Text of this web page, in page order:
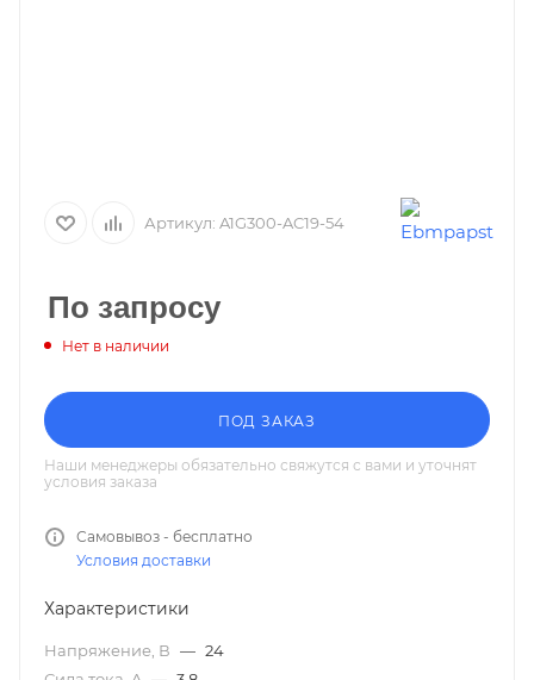
Артикул: A1G300-AC19-54
По запросу
Нет в наличии
ПОД ЗАКАЗ
Наши менеджеры обязательно свяжутся с вами и уточнят
условия заказа
Самовывоз - бесплатно
Условия доставки
Характеристики
Напряжение, В — 24